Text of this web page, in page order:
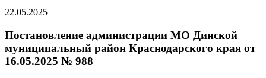
22.05.2025
Постановление администрации МО Динской
муниципальный район Краснодарского края от
16.05.2025 № 988